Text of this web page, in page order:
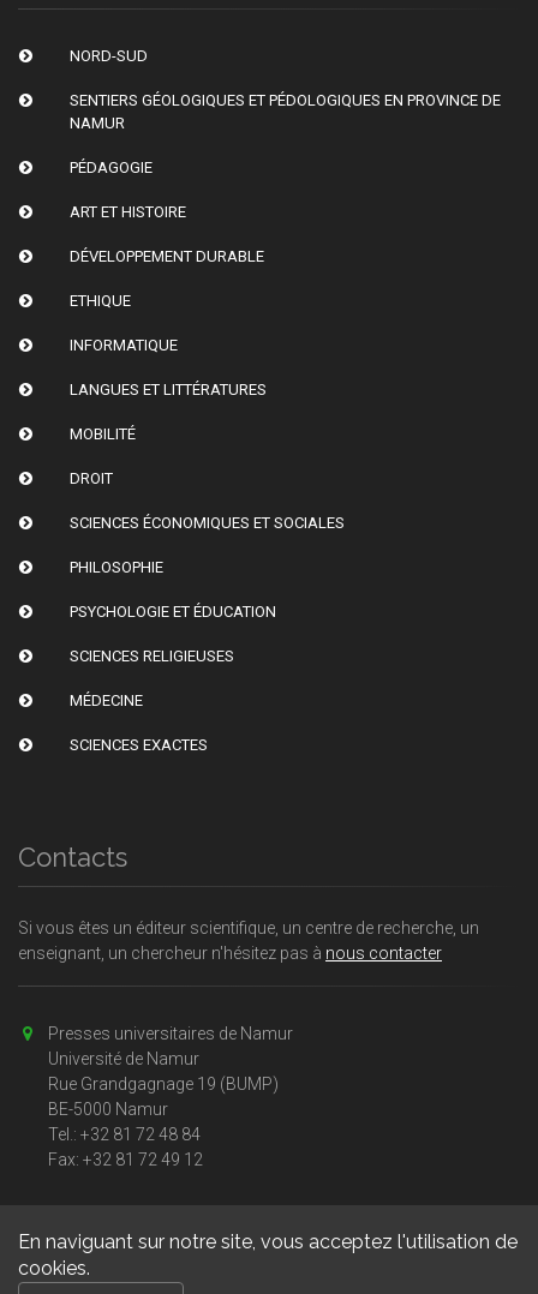
En naviguant sur notre site, vous acceptez l'utilisation de
cookies.
NORD-SUD
SENTIERS GÉOLOGIQUES ET PÉDOLOGIQUES EN PROVINCE DE
NAMUR
PÉDAGOGIE
ART ET HISTOIRE
DÉVELOPPEMENT DURABLE
ETHIQUE
INFORMATIQUE
LANGUES ET LITTÉRATURES
MOBILITÉ
DROIT
SCIENCES ÉCONOMIQUES ET SOCIALES
PHILOSOPHIE
PSYCHOLOGIE ET ÉDUCATION
SCIENCES RELIGIEUSES
MÉDECINE
SCIENCES EXACTES
Contacts
Si vous êtes un éditeur scientifique, un centre de recherche, un
enseignant, un chercheur n'hésitez pas à nous contacter
Presses universitaires de Namur
Université de Namur
Rue Grandgagnage 19 (BUMP)
BE-5000 Namur
Tel.: +32 81 72 48 84
Fax: +32 81 72 49 12